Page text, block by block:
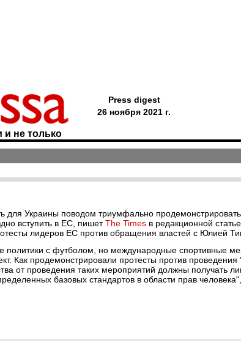
и не только
Press digest
26 ноября 2021 г.
для Украины поводом триумфально
вступить в ЕС, пишетThe Times в редакционной
лидеров ЕС против обращения властей с Юлией
политики с футболом, но международные спортивные
Как продемонстрировали протесты против проведения
от проведения таких мероприятий должны получать
базовых стандартов в области прав